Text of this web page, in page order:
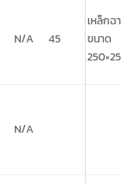
N/A 45
เหล็กฉ
ขนาด
N/A